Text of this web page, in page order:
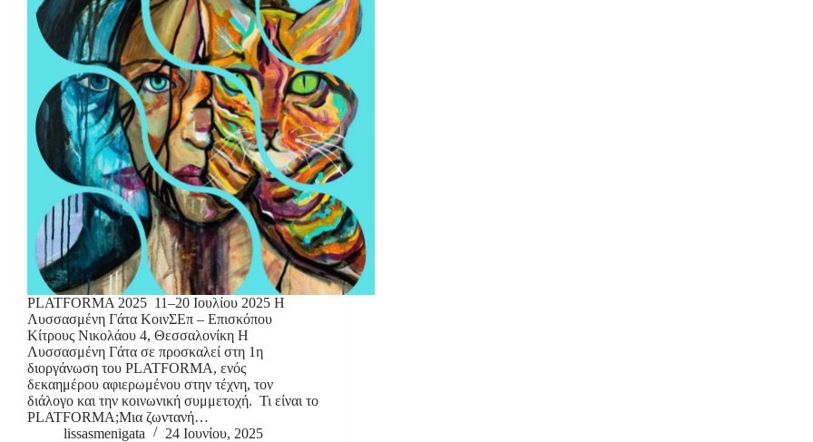
PLATFORMA 2025 11–20 Ιουλίου 2025 Η
Λυσσασμένη Γάτα ΚοινΣΕπ – Επισκόπου
Κίτρους Νικολάου 4, Θεσσαλονίκη Η
Λυσσασμένη Γάτα σε προσκαλεί στη 1η
διοργάνωση του PLATFORMA, ενός
δεκαημέρου αφιερωμένου στην τέχνη, τον
διάλογο και την κοινωνική συμμετοχή. Τι είναι το
PLATFORMA;Μια ζωντανή…
lissasmenigata
24 Ιουνίου, 2025